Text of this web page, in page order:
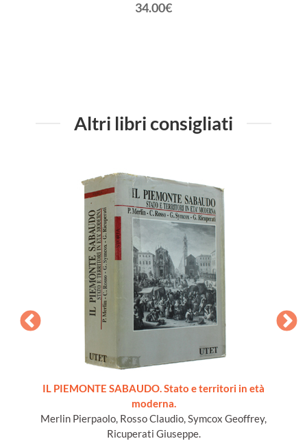
34.00€
Altri libri consigliati
IL PIEMONTE SABAUDO. Stato e territori in età
moderna.
Merlin Pierpaolo, Rosso Claudio, Symcox Geoffrey,
Ricuperati Giuseppe.